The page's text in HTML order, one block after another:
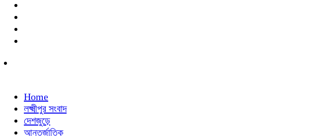
Home
লক্ষ্মীপুর সংবাদ
দেশজুড়ে
আন্তর্জাতিক